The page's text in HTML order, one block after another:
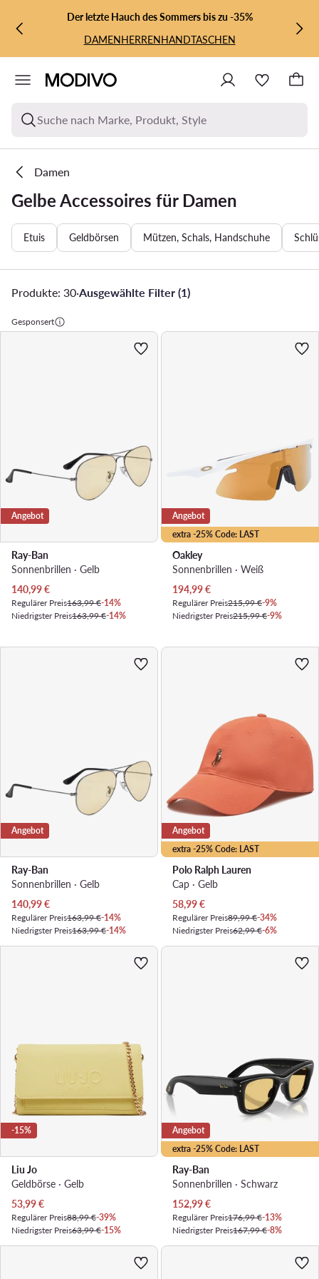
ZUM HAUPTINHALT SPRINGEN
ZUR SUCHEDer letzte Hauch des Sommers bis zu -35%
DAMENHERRENHANDTASCHEN
Suche nach Marke, Produkt, Style
Damen
Gelbe Accessoires für Damen
Etuis Geldbörsen Mützen, Schals, Handschuhe
Produkte: 30·Ausgewählte Filter (1)
Gesponsert
Angebot
Ray-Ban
Sonnenbrillen · Gelb
Aktueller Preis
140,99€
Regulärer Preis163,99 €-14%
Niedrigster Preis163,99 €-14%
extra -25% Code: LAST
Angebot
Oakley
Sonnenbrillen · Weiß
Aktueller Preis
194,99€
Regulärer Preis215,99 €-9%
Niedrigster Preis215,99 €-9%
Angebot
Ray-Ban
Sonnenbrillen · Gelb
Aktueller Preis
140,99€
Regulärer Preis163,99 €-14%
Niedrigster Preis163,99 €-14%
extra -25% Code: LAST
Angebot
Polo Ralph Lauren
Cap · Gelb
Aktueller Preis
58,99€
Regulärer Preis89,99 €-34%
Niedrigster Preis62,99 €-6%
-15%
Liu Jo
Geldbörse · Gelb
Aktueller Preis
53,99€
Regulärer Preis88,99 €-39%
Niedrigster Preis63,99 €-15%
extra -25% Code: LAST
Angebot
Ray-Ban
Sonnenbrillen · Schwarz
Aktueller Preis
152,99€
Regulärer Preis176,99 €-13%
Niedrigster Preis167,99 €-8%